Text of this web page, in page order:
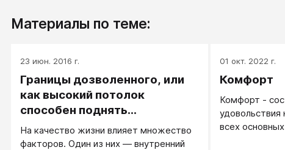
Материалы по теме:
23 июн. 2016 г.
Границы дозволенного, или
как высокий потолок
способен поднять
настроение
На качество жизни влияет множество
факторов. Один из них ― внутренний
01 окт. 2022 г.
Комфорт
Комфорт -
удовольствия
всех